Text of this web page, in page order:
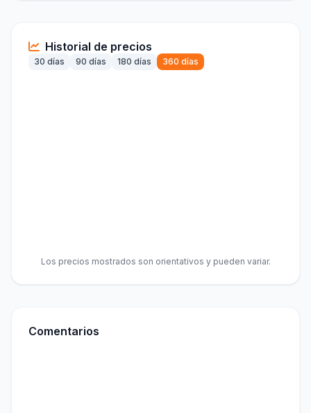
Historial de precios
30 días 90 días 180 días 360 días
Los precios mostrados son orientativos y pueden variar.
Comentarios